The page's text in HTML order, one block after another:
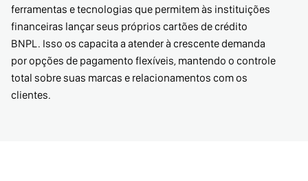
ferramentas e tecnologias que permitem às instituições
financeiras lançar seus próprios cartões de crédito
BNPL. Isso os capacita a atender à crescente demanda
por opções de pagamento flexíveis, mantendo o controle
total sobre suas marcas e relacionamentos com os
clientes.